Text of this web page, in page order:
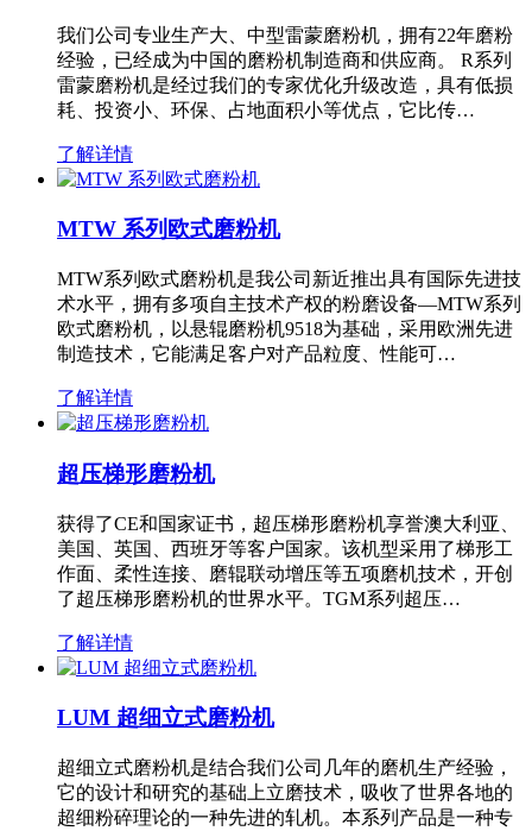
我们公司专业生产大、中型雷蒙磨粉机，拥有22年磨粉
经验，已经成为中国的磨粉机制造商和供应商。 R系列
雷蒙磨粉机是经过我们的专家优化升级改造，具有低损
耗、投资小、环保、占地面积小等优点，它比传…
了解详情
MTW 系列欧式磨粉机
MTW系列欧式磨粉机是我公司新近推出具有国际先进技
术水平，拥有多项自主技术产权的粉磨设备—MTW系列
欧式磨粉机，以悬辊磨粉机9518为基础，采用欧洲先进
制造技术，它能满足客户对产品粒度、性能可…
了解详情
超压梯形磨粉机
获得了CE和国家证书，超压梯形磨粉机享誉澳大利亚、
美国、英国、西班牙等客户国家。该机型采用了梯形工
作面、柔性连接、磨辊联动增压等五项磨机技术，开创
了超压梯形磨粉机的世界水平。TGM系列超压…
了解详情
LUM 超细立式磨粉机
超细立式磨粉机是结合我们公司几年的磨机生产经验，
它的设计和研究的基础上立磨技术，吸收了世界各地的
超细粉碎理论的一种先进的轧机。本系列产品是一种专